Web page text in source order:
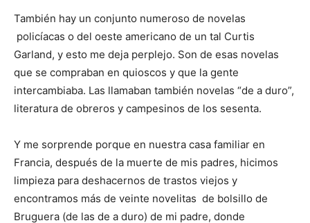
También hay un conjunto numeroso de novelas
policíacas o del oeste americano de un tal Curtis
Garland, y esto me deja perplejo. Son de esas novelas
que se compraban en quioscos y que la gente
intercambiaba. Las llamaban también novelas “de a duro”,
literatura de obreros y campesinos de los sesenta.
Y me sorprende porque en nuestra casa familiar en
Francia, después de la muerte de mis padres, hicimos
limpieza para deshacernos de trastos viejos y
encontramos más de veinte novelitas de bolsillo de
Bruguera (de las de a duro) de mi padre, donde